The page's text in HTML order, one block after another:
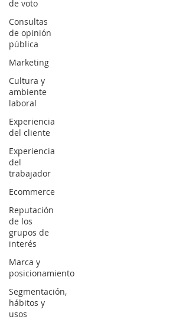
de voto
Consultas
de opinión
pública
Marketing
Cultura y
ambiente
laboral
Experiencia
del cliente
Experiencia
del
trabajador
Ecommerce
Reputación
de los
grupos de
interés
Marca y
posicionamiento
Segmentación,
hábitos y
usos